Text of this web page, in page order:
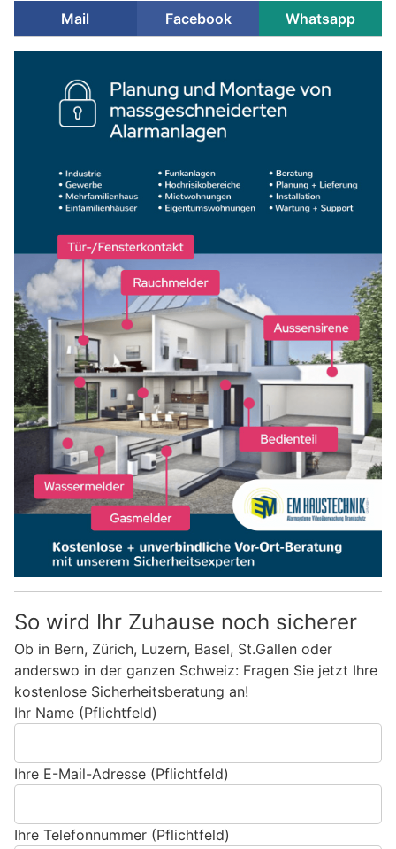
Mail
Facebook Whatsapp
So wird Ihr Zuhause noch sicherer
Ob in Bern, Zürich, Luzern, Basel, St.Gallen oder
anderswo in der ganzen Schweiz: Fragen Sie jetzt Ihre
kostenlose Sicherheitsberatung an!
Ihr Name (Pflichtfeld)
Ihre E-Mail-Adresse (Pflichtfeld)
Ihre Telefonnummer (Pflichtfeld)